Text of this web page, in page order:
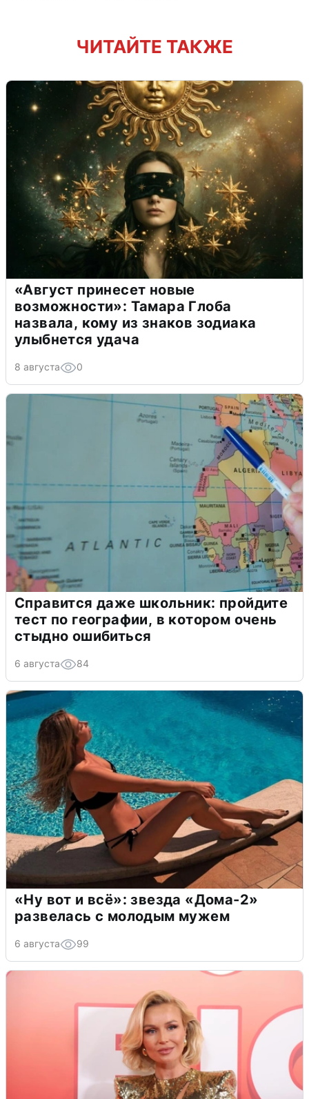
ЧИТАЙТЕ ТАКЖЕ
«Август принесет новые
возможности»: Тамара Глоба
назвала, кому из знаков зодиака
улыбнется удача
8 августа 0
Справится даже школьник: пройдите
тест по географии, в котором очень
стыдно ошибиться
6 августа 84
«Ну вот и всё»: звезда «Дома-2»
развелась с молодым мужем
6 августа 99